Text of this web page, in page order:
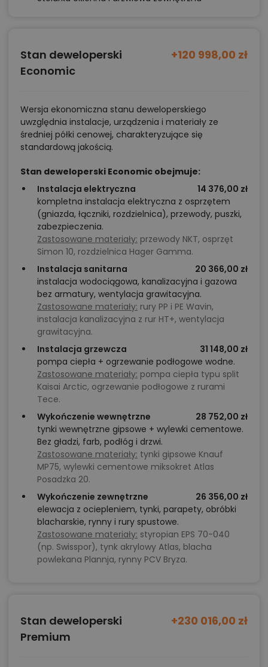
standardzie. Możliwość zamówienia w oddzielnym
opracowaniu instalacji pompy ciepła oraz projekt
Chcesz uzyskać więcej informacji o tym
projekcie, na przykład:
możliwości wprowadzania modyfikacji,
projekty podobne - o zbliżonym układzie lub
parametrach,
optymalizacja kosztów budowy domu według
tego projektu,
informacje szczegółowe - np. wymiary
pomieszczeń, instalacje, materiały?
Zadzwoń52 384 49 90lub NAPISZ
Stan deweloperski
Economic
+120 998,00 zł
Wersja ekonomiczna stanu deweloperskiego
uwzględnia instalacje, urządzenia i materiały ze
średniej półki cenowej, charakteryzujące się
standardową jakością.
Stan deweloperski Economic obejmuje:
Instalacja elektryczna
14 376,00 zł
kompletna instalacja elektryczna z osprzętem
(gniazda, łączniki, rozdzielnica), przewody, puszki,
zabezpieczenia.
Zastosowane materiały: przewody NKT, osprzęt
Simon 10, rozdzielnica Hager Gamma.
Instalacja sanitarna
20 366,00 zł
instalacja wodociągowa, kanalizacyjna i gazowa
bez armatury, wentylacja grawitacyjna.
Zastosowane materiały: rury PP i PE Wavin,
instalacja kanalizacyjna z rur HT+, wentylacja
grawitacyjna.
Instalacja grzewcza
31 148,00 zł
pompa ciepła + ogrzewanie podłogowe wodne.
Zastosowane materiały: pompa ciepła typu split
Kaisai Arctic, ogrzewanie podłogowe z rurami
Tece.
Wykończenie wewnętrzne
28 752,00 zł
tynki wewnętrzne gipsowe + wylewki cementowe.
Bez gładzi, farb, podłóg i drzwi.
Zastosowane materiały: tynki gipsowe Knauf
MP75, wylewki cementowe miksokret Atlas
Posadzka 20.
Wykończenie zewnętrzne
26 356,00 zł
elewacja z ociepleniem, tynki, parapety, obróbki
blacharskie, rynny i rury spustowe.
Zastosowane materiały: styropian EPS 70-040
(np. Swisspor), tynk akrylowy Atlas, blacha
powlekana Plannja, rynny PCV Bryza.
Stan deweloperski
Premium
+230 016,00 zł